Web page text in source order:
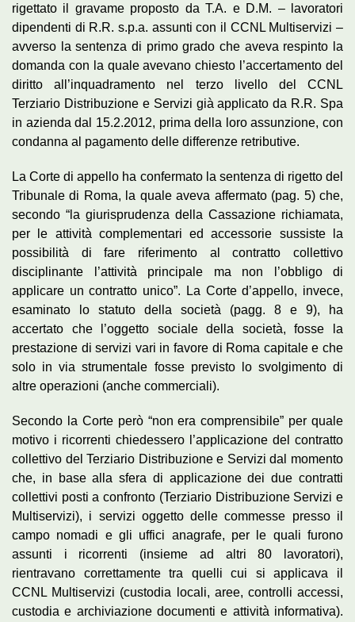
rigettato il gravame proposto da T.A. e D.M. – lavoratori
dipendenti di R.R. s.p.a. assunti con il CCNL Multiservizi –
avverso la sentenza di primo grado che aveva respinto la
domanda con la quale avevano chiesto l’accertamento del
diritto all’inquadramento nel terzo livello del CCNL
Terziario Distribuzione e Servizi già applicato da R.R. Spa
in azienda dal 15.2.2012, prima della loro assunzione, con
condanna al pagamento delle differenze retributive.
La Corte di appello ha confermato la sentenza di rigetto del
Tribunale di Roma, la quale aveva affermato (pag. 5) che,
secondo “la giurisprudenza della Cassazione richiamata,
per le attività complementari ed accessorie sussiste la
possibilità di fare riferimento al contratto collettivo
disciplinante l’attività principale ma non l’obbligo di
applicare un contratto unico”. La Corte d’appello, invece,
esaminato lo statuto della società (pagg. 8 e 9), ha
accertato che l’oggetto sociale della società, fosse la
prestazione di servizi vari in favore di Roma capitale e che
solo in via strumentale fosse previsto lo svolgimento di
altre operazioni (anche commerciali).
Secondo la Corte però “non era comprensibile” per quale
motivo i ricorrenti chiedessero l’applicazione del contratto
collettivo del Terziario Distribuzione e Servizi dal momento
che, in base alla sfera di applicazione dei due contratti
collettivi posti a confronto (Terziario Distribuzione Servizi e
Multiservizi), i servizi oggetto delle commesse presso il
campo nomadi e gli uffici anagrafe, per le quali furono
assunti i ricorrenti (insieme ad altri 80 lavoratori),
rientravano correttamente tra quelli cui si applicava il
CCNL Multiservizi (custodia locali, aree, controlli accessi,
custodia e archiviazione documenti e attività informativa).